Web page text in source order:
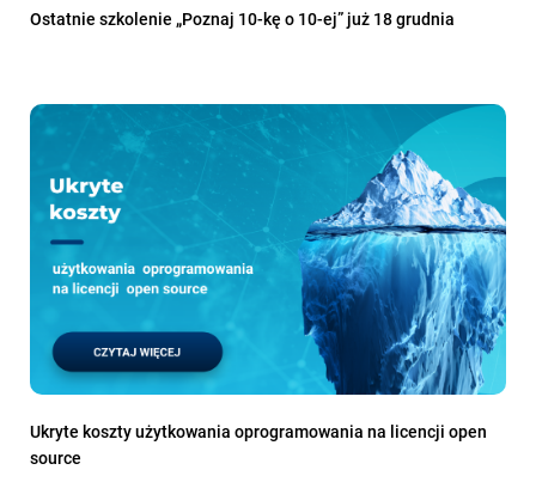
Ostatnie szkolenie „Poznaj 10-kę o 10-ej” już 18 grudnia
Ukryte koszty użytkowania oprogramowania na licencji open
source